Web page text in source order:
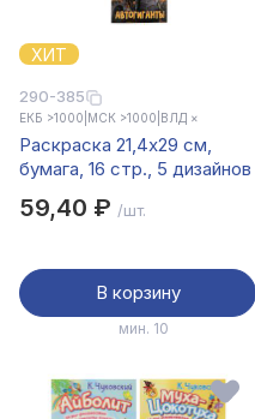
ХИТ
290-385
ЕКБ >1000 МСК >1000 ВЛД ×
Раскраска 21,4х29 см,
бумага, 16 стр., 5 дизайнов
59,40 ₽ /шт.
В корзину
мин. 10